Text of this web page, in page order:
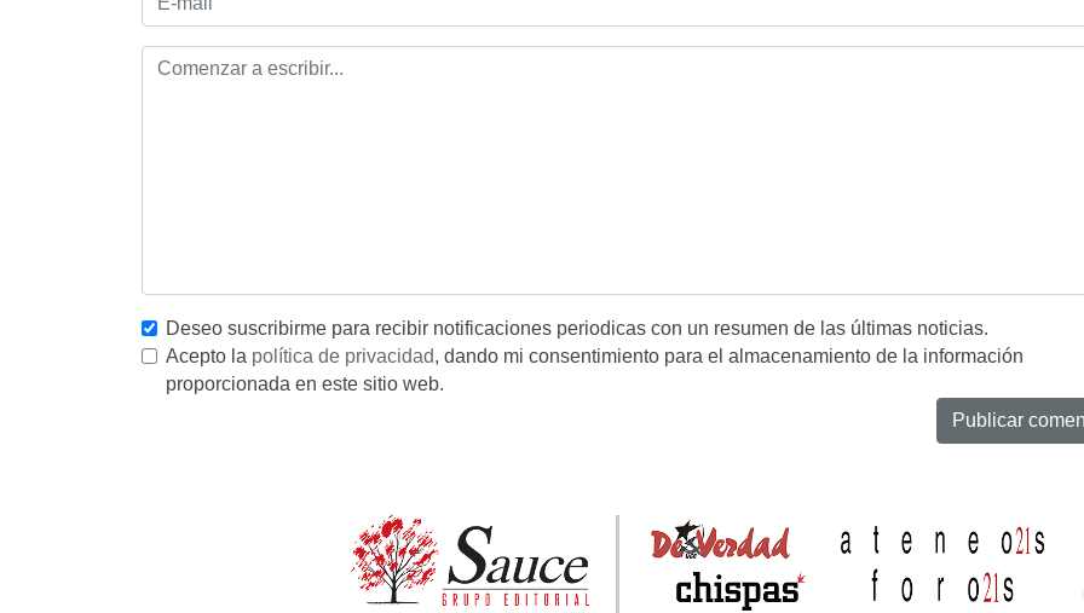
Deseo suscribirme para recibir notificaciones periodicas con un resumen de las últimas noticias.
Acepto la política de privacidad, dando mi consentimiento para el almacenamiento de la información
proporcionada en este sitio web.